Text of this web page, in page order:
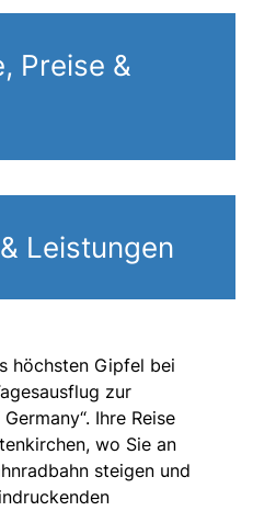
Preise &
Leistungen
höchsten Gipfel bei
zur
Ihre Reise
wo Sie an
steigen und